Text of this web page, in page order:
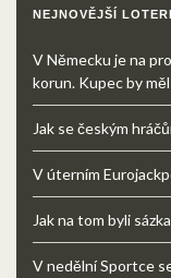
NEJNOVĚJŠÍ
V Německu je na
korun. Kupec by
Jak se českým
V úterním
Jak na tom byli
V nedělní Sportce